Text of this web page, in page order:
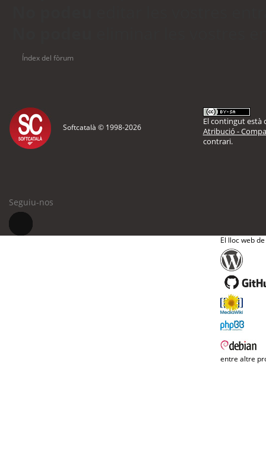
Índex del fòrum
Softcatalà © 1998-2026
El contingut està
Atribució -
contrari.
Seguiu-nos
El lloc web
entre altre